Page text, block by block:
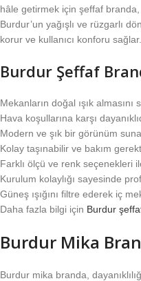
hâle getirmek için şeffaf
Burdur’un yağışlı ve rüzgarlı
korur ve kullanıcı konforu sağlar.
Burdur Şeffaf
Mekanların doğal ışık almasını
Hava koşullarına karşı
Modern ve şık bir görünüm
Kolay taşınabilir ve bakım
Farklı ölçü ve renk seçenekleri
Kurulum kolaylığı sayesinde
Güneş ışığını filtre ederek iç
Daha fazla bilgi için Burdur
Burdur Mika
Burdur mika branda,